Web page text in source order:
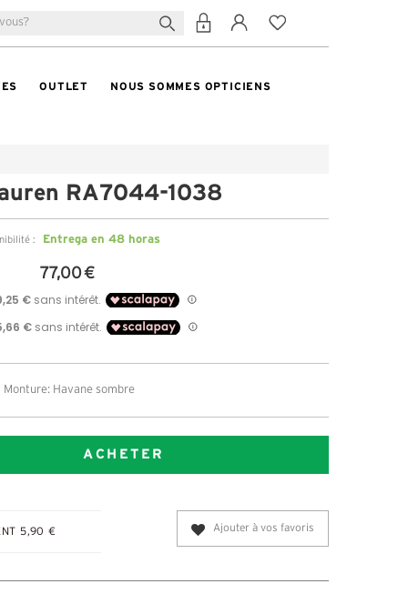
OUTLET NOUS SOMMES OPTICIENS
RA7044-1038
: Entrega en 48 horas
77,00 €
Monture: Havane sombre
ACHETER
5,90 € Ajouter à vos favoris